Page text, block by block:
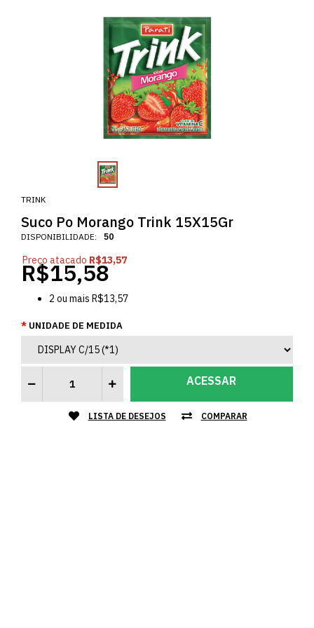
TRINK
Suco Po Morango Trink 15X15Gr
DISPONIBILIDADE: 50
Preço atacado R$13,57
R$15,58
2 ou mais R$13,57
UNIDADE DE MEDIDA
ACESSAR
LISTA DE DESEJOS COMPARAR